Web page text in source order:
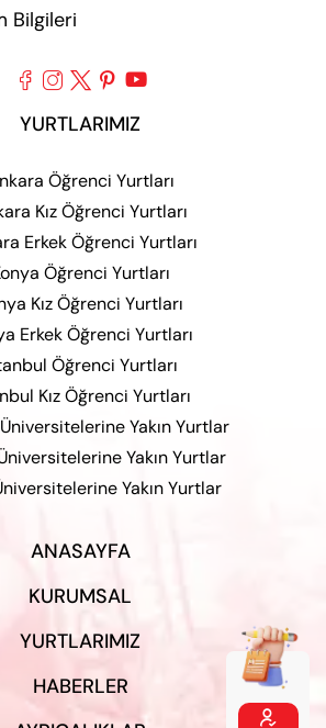

Bilgileri
    
YURTLARIMIZ
Öğrenci Yurtları
Kız Öğrenci Yurtları
Erkek Öğrenci Yurtları
Öğrenci Yurtları
Kız Öğrenci Yurtları
Erkek Öğrenci Yurtları
Öğrenci Yurtları
Kız Öğrenci Yurtları
Yakın Yurtlar
Yakın Yurtlar
Yakın Yurtlar
ANASAYFA
KURUMSAL
YURTLARIMIZ
HABERLER